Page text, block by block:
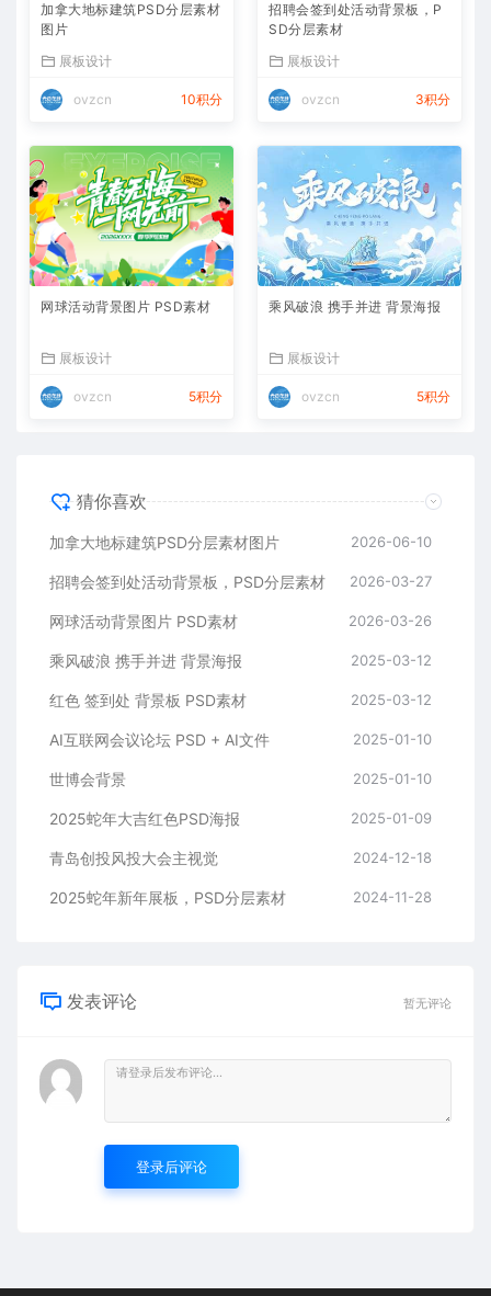
加拿大地标建筑PSD分层素材
图片
展板设计
ovzcn 10积分
招聘会签到处活动背景板，P
SD分层素材
展板设计
ovzcn 3积分
网球活动背景图片 PSD素材
展板设计
ovzcn 5积分
乘风破浪 携手并进 背景海报
展板设计
ovzcn 5积分
猜你喜欢
加拿大地标建筑PSD分层素材图片 2026-06-10
招聘会签到处活动背景板，PSD分层素材 2026-03-27
网球活动背景图片 PSD素材 2026-03-26
乘风破浪 携手并进 背景海报 2025-03-12
红色 签到处 背景板 PSD素材 2025-03-12
AI互联网会议论坛 PSD + AI文件 2025-01-10
世博会背景 2025-01-10
2025蛇年大吉红色PSD海报 2025-01-09
青岛创投风投大会主视觉 2024-12-18
2025蛇年新年展板，PSD分层素材 2024-11-28
发表评论 暂无评论
登录后评论